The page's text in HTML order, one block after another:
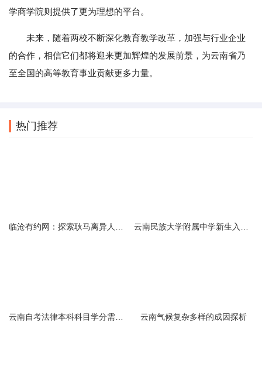
学商学院则提供了更为理想的平台。
未来，随着两校不断深化教育教学改革，加强与行业企业
的合作，相信它们都将迎来更加辉煌的发展前景，为云南省乃
至全国的高等教育事业贡献更多力量。
热门推荐
云南气候复杂多样的成因探析